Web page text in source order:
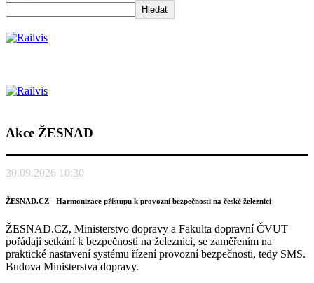
Hledat
Akce ŽESNAD
30.09.2026 10:30
ŽESNAD.CZ - Harmonizace přístupu k provozní bezpečnosti na české železnici
ŽESNAD.CZ, Ministerstvo dopravy a Fakulta dopravní ČVUT
pořádají setkání k bezpečnosti na železnici, se zaměřením na
praktické nastavení systému řízení provozní bezpečnosti, tedy SMS.
Budova Ministerstva dopravy.